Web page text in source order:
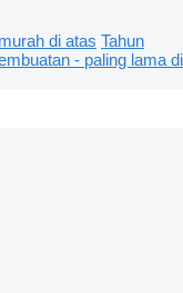
di atas Tahun
- paling lama di